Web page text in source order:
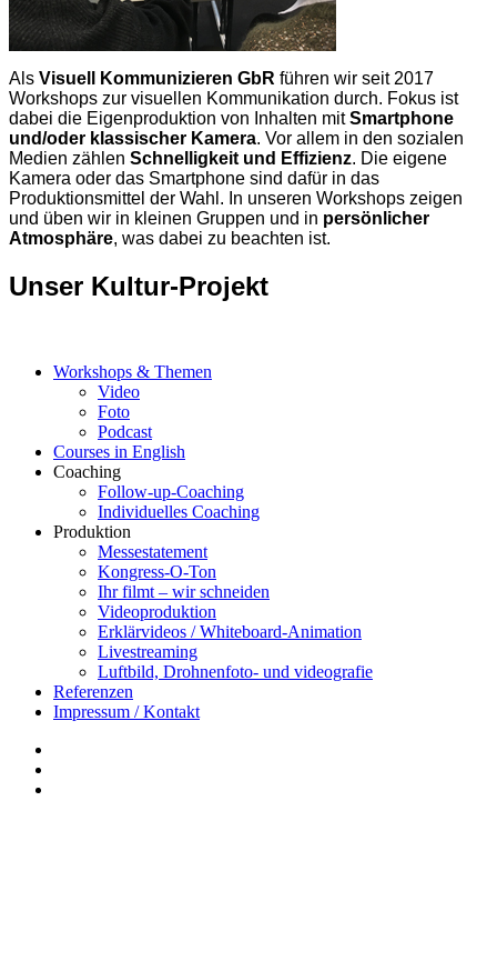
Als Visuell Kommunizieren GbR führen wir seit 2017
Workshops zur visuellen Kommunikation durch. Fokus ist
dabei die Eigenproduktion von Inhalten mitSmartphone
und/oder klassischer Kamera. Vor allem in den sozialen
Medien zählen Schnelligkeit und Effizienz. Die eigene
Kamera oder das Smartphone sind dafür in das
Produktionsmittel der Wahl. In unseren Workshops zeigen
und üben wir in kleinen Gruppen und in persönlicher
Atmosphäre, was dabei zu beachten ist.
Unser Kultur-Projekt
Workshops & Themen
Video
Foto
Podcast
Courses in English
Coaching
Follow-up-Coaching
Individuelles Coaching
Produktion
Messestatement
Kongress-O-Ton
Ihr filmt – wir schneiden
Videoproduktion
Erklärvideos / Whiteboard-Animation
Livestreaming
Luftbild, Drohnenfoto- und videografie
Referenzen
Impressum / Kontakt